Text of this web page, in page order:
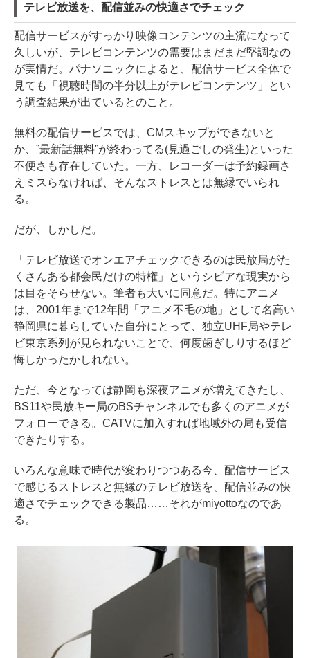
テレビ放送を、配信並みの快適さでチェック
配信サービスがすっかり映像コンテンツの主流になって
久しいが、テレビコンテンツの需要はまだまだ堅調なの
が実情だ。パナソニックによると、配信サービス全体で
見ても「視聴時間の半分以上がテレビコンテンツ」とい
う調査結果が出ているとのこと。
無料の配信サービスでは、CMスキップができないと
か、”最新話無料”が終わってる(見過ごしの発生)といった
不便さも存在していた。一方、レコーダーは予約録画さ
えミスらなければ、そんなストレスとは無縁でいられ
る。
だが、しかしだ。
「テレビ放送でオンエアチェックできるのは民放局がた
くさんある都会民だけの特権」というシビアな現実から
は目をそらせない。筆者も大いに同意だ。特にアニメ
は、2001年まで12年間「アニメ不毛の地」として名高い
静岡県に暮らしていた自分にとって、独立UHF局やテレ
ビ東京系列が見られないことで、何度歯ぎしりするほど
悔しかったかしれない。
ただ、今となっては静岡も深夜アニメが増えてきたし、
BS11や民放キー局のBSチャンネルでも多くのアニメが
フォローできる。CATVに加入すれば地域外の局も受信
できたりする。
いろんな意味で時代が変わりつつある今、配信サービス
で感じるストレスと無縁のテレビ放送を、配信並みの快
適さでチェックできる製品……それがmiyottoなのであ
る。